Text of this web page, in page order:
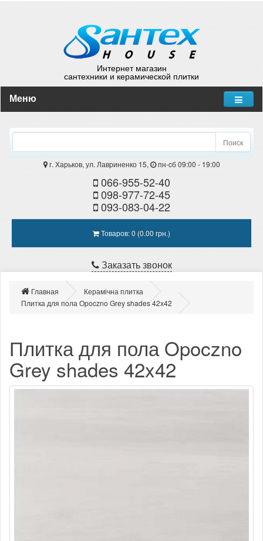
Интернет магазин
сантехники и керамической плитки
Меню
Поиск
г. Харьков, ул. Лавриненко 15, пн-cб 09:00 - 19:00
066-955-52-40
098-977-72-45
093-083-04-22
Товаров: 0 (0.00 грн.)
Заказать звонок
Главная
Керамічна плитка
Плитка для пола Opoczno Grey shades 42x42
Плитка для пола Opoczno
Grey shades 42x42